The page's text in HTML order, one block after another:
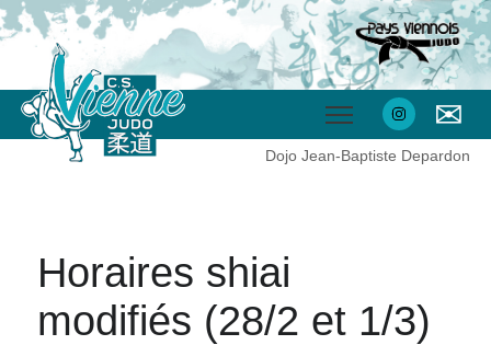
✉
Dojo Jean-Baptiste Depardon
Horaires shiai
modifiés (28/2 et 1/3)